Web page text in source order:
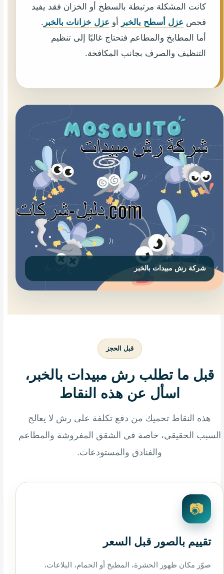
كانت المشكلة مرتبطة بالسطح أو الخزان فقد يفيد
فحص عزل أسطح بالخبر أو عزل خزانات بالخبر .
أما المطابخ والمطاعم فتحتاج غالبًا إلى تنظيم
التنظيف والصرف بجانب المكافحة.
قبل الحجز
قبل ما تطلب رش مبيدات بالخبر،
اسأل عن هذه النقاط
هذه النقاط تحميك من دفع تكلفة على رش لا يعالج
السبب الحقيقي، خاصة في الشقق المفروشة والمطاعم
والفنادق والمستودعات.
📷
تقييم بالصور قبل السعر
صوّر مكان ظهور الحشرة، المطبخ أو الحمام، البلاعات،